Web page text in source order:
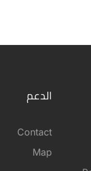
الدعم
Contact
Map